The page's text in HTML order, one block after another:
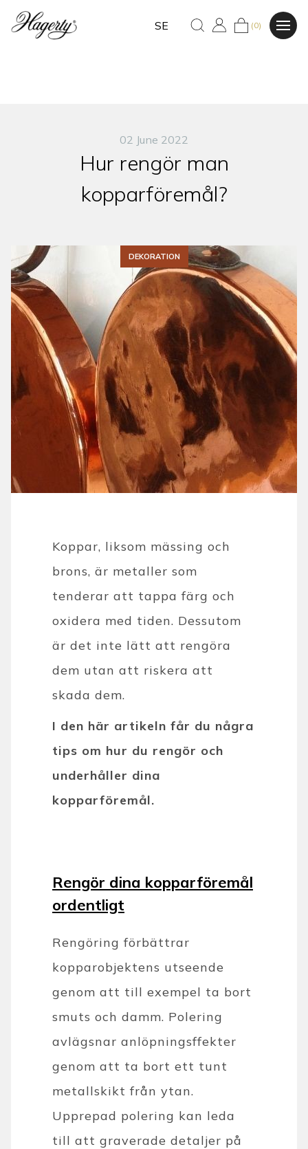
SE (0)
02 June 2022
Hur rengör man
kopparföremål?
DEKORATION
Koppar, liksom mässing och
brons, är metaller som
tenderar att tappa färg och
oxidera med tiden. Dessutom
är det inte lätt att rengöra
dem utan att riskera att
skada dem.
I den här artikeln får du några
tips om hur du rengör och
underhåller dina
kopparföremål.
Rengör dina kopparföremål
ordentligt
Rengöring förbättrar
kopparobjektens utseende
genom att till exempel ta bort
smuts och damm. Polering
avlägsnar anlöpningsffekter
genom att ta bort ett tunt
metallskikt från ytan.
Upprepad polering kan leda
till att graverade detaljer på